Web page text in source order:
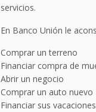
servicios.
En Banco Unión le
Comprar un terreno
Financiar compra de
Abrir un negocio
Comprar un auto nuevo
Financiar sus vacaciones